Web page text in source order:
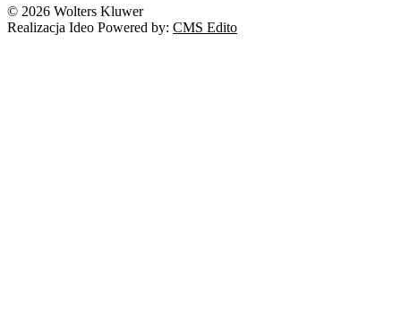
© 2026 Wolters Kluwer
Realizacja Ideo Powered by: CMS Edito